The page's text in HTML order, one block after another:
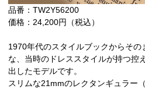
品番：TW2Y56200
価格：24,200円（税込）
1970年代のスタイルブックからその
な、当時のドレススタイルが持つ控
出したモデルです。
スリムな21mmのレクタンギュラー